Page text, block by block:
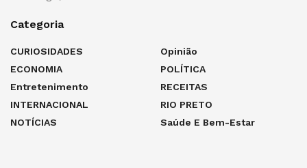
Categoria
CURIOSIDADES
ECONOMIA
Entretenimento
INTERNACIONAL
NOTÍCIAS
Opinião
POLÍTICA
RECEITAS
RIO PRETO
Saúde E Bem-Estar